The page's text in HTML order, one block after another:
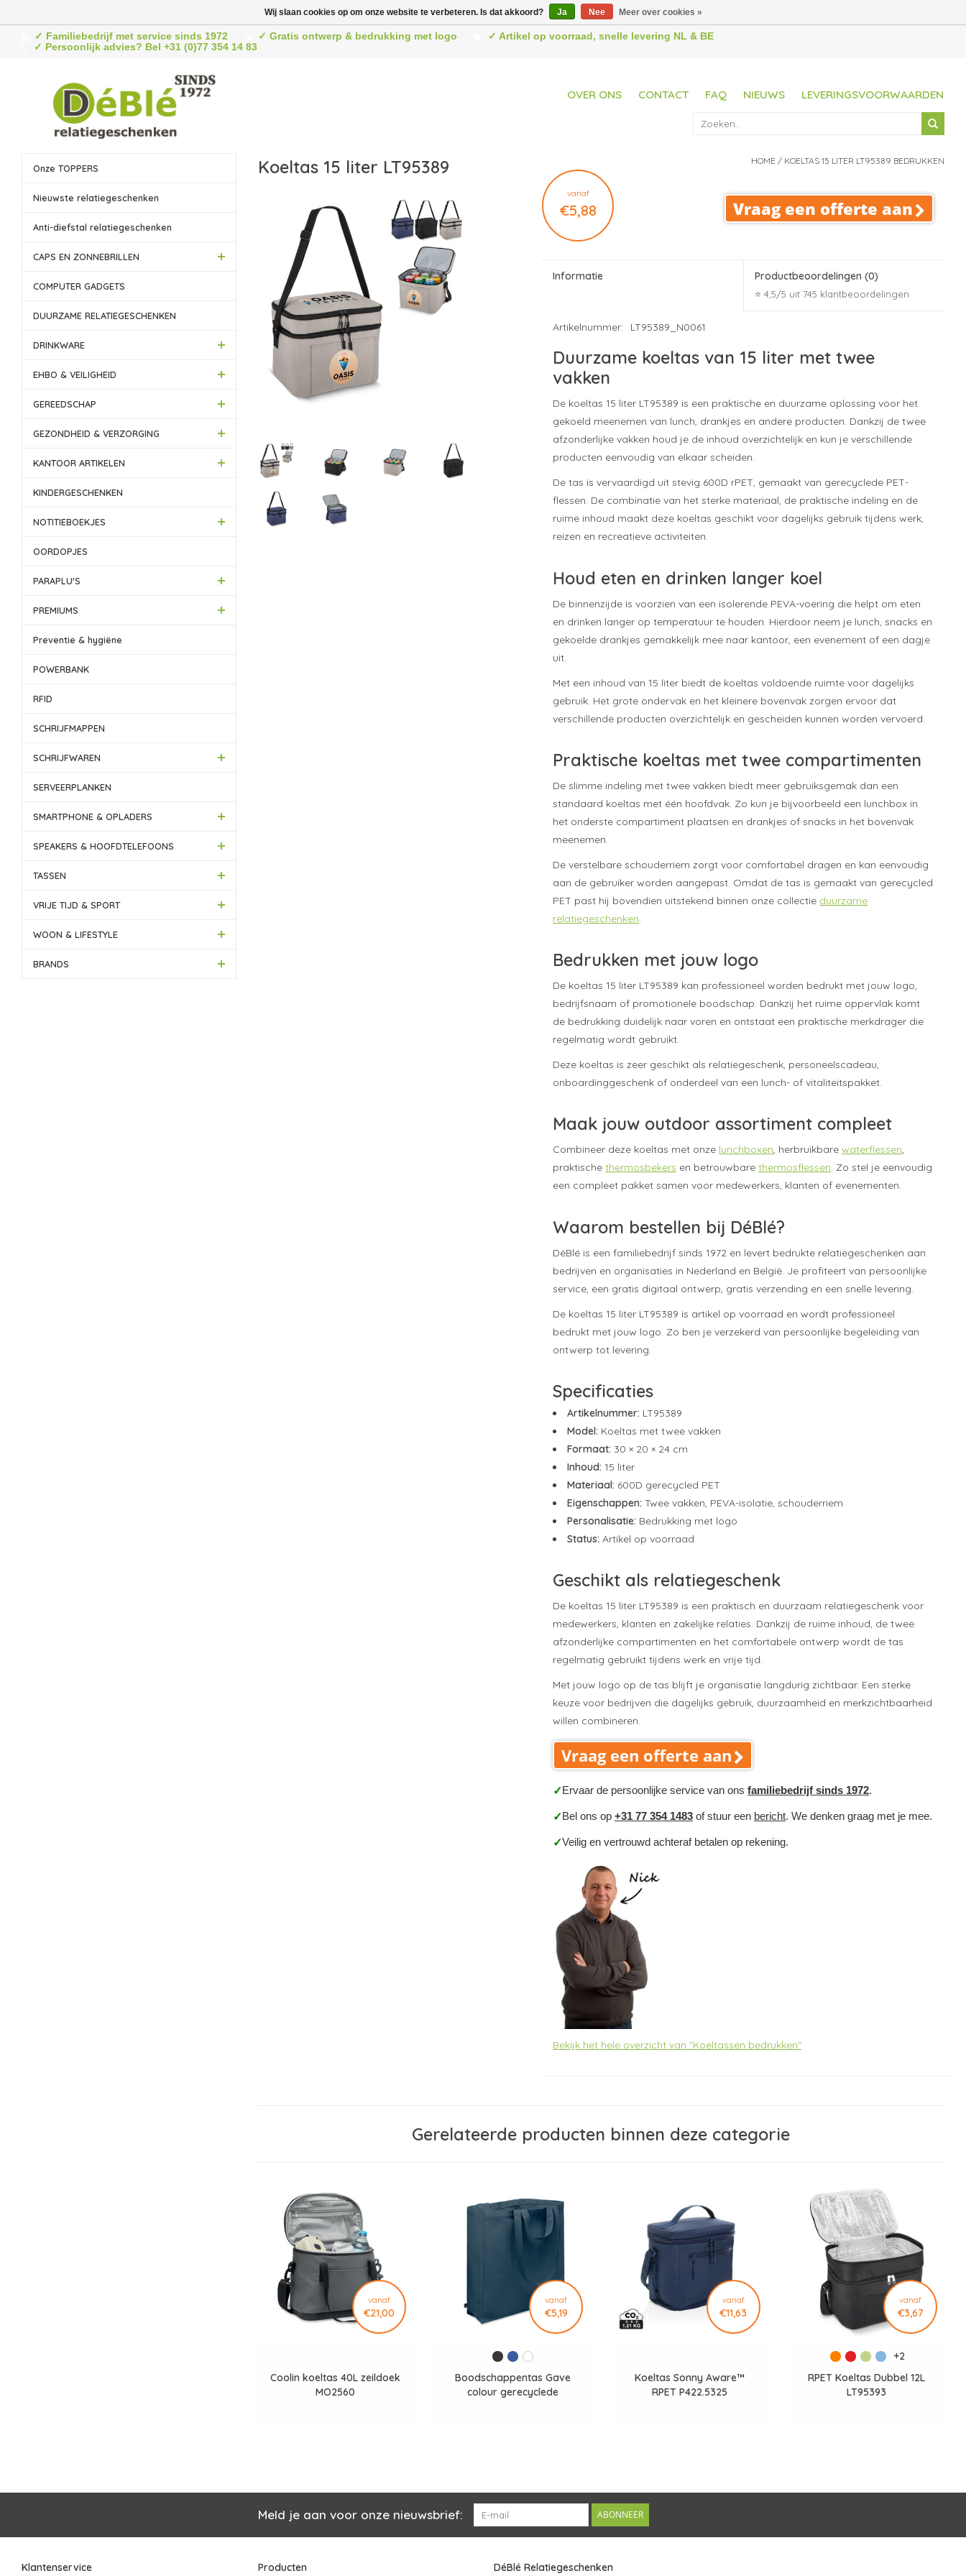
✓ Familiebedrijf met service sinds 1972 ✓ Gratis ontwerp & bedrukking met logo
✓ Artikel op voorraad, snelle levering NL & BE
✓ Persoonlijk advies? Bel +31 (0)77 354 14 83
OVER ONS CONTACT FAQ NIEUWS LEVERINGSVOORWAARDEN
Onze TOPPERS
Nieuwste relatiegeschenken
Anti-diefstal relatiegeschenken
CAPS EN ZONNEBRILLEN
COMPUTER GADGETS
DUURZAME RELATIEGESCHENKEN
DRINKWARE
EHBO & VEILIGHEID
GEREEDSCHAP
GEZONDHEID & VERZORGING
KANTOOR ARTIKELEN
KINDERGESCHENKEN
NOTITIEBOEKJES
OORDOPJES
PARAPLU'S
PREMIUMS
Preventie & hygiëne
POWERBANK
RFID
SCHRIJFMAPPEN
SCHRIJFWAREN
SERVEERPLANKEN
SMARTPHONE & OPLADERS
SPEAKERS & HOOFDTELEFOONS
TASSEN
VRIJE TIJD & SPORT
WOON & LIFESTYLE
BRANDS
Koeltas 15 liter LT95389 HOME / KOELTAS 15 LITER LT95389 BEDRUKKEN
vanaf
€5,88 Vraag een offerte aan
Informatie Productbeoordelingen(0)
⭐ 4,5/5 uit 745 klantbeoordelingen
Artikelnummer: LT95389_N0061
Duurzame koeltas van 15 liter met twee
vakken
De koeltas 15 liter LT95389 is een praktische en duurzame oplossing voor het
gekoeld meenemen van lunch, drankjes en andere producten. Dankzij de twee
afzonderlijke vakken houd je de inhoud overzichtelijk en kun je verschillende
producten eenvoudig van elkaar scheiden.
De tas is vervaardigd uit stevig 600D rPET, gemaakt van gerecyclede PET-
flessen. De combinatie van het sterke materiaal, de praktische indeling en de
ruime inhoud maakt deze koeltas geschikt voor dagelijks gebruik tijdens werk,
reizen en recreatieve activiteiten.
Houd eten en drinken langer koel
De binnenzijde is voorzien van een isolerende PEVA-voering die helpt om eten
en drinken langer op temperatuur te houden. Hierdoor neem je lunch, snacks en
gekoelde drankjes gemakkelijk mee naar kantoor, een evenement of een dagje
uit.
Met een inhoud van 15 liter biedt de koeltas voldoende ruimte voor dagelijks
gebruik. Het grote ondervak en het kleinere bovenvak zorgen ervoor dat
verschillende producten overzichtelijk en gescheiden kunnen worden vervoerd.
Praktische koeltas met twee compartimenten
De slimme indeling met twee vakken biedt meer gebruiksgemak dan een
standaard koeltas met één hoofdvak. Zo kun je bijvoorbeeld een lunchbox in
het onderste compartiment plaatsen en drankjes of snacks in het bovenvak
meenemen.
De verstelbare schouderriem zorgt voor comfortabel dragen en kan eenvoudig
aan de gebruiker worden aangepast. Omdat de tas is gemaakt van gerecycled
PET past hij bovendien uitstekend binnen onze collectie duurzame
relatiegeschenken.
Bedrukken met jouw logo
De koeltas 15 liter LT95389 kan professioneel worden bedrukt met jouw logo,
bedrijfsnaam of promotionele boodschap. Dankzij het ruime oppervlak komt
de bedrukking duidelijk naar voren en ontstaat een praktische merkdrager die
regelmatig wordt gebruikt.
Deze koeltas is zeer geschikt als relatiegeschenk, personeelscadeau,
onboardinggeschenk of onderdeel van een lunch- of vitaliteitspakket.
Maak jouw outdoor assortiment compleet
Combineer deze koeltas met onze lunchboxen, herbruikbarewaterflessen,
praktischethermosbekers en betrouwbarethermosflessen. Zo stel je eenvoudig
een compleet pakket samen voor medewerkers, klanten of evenementen.
Waarom bestellen bij DéBlé?
DéBlé is een familiebedrijf sinds 1972 en levert bedrukte relatiegeschenken aan
bedrijven en organisaties in Nederland en België. Je profiteert van persoonlijke
service, een gratis digitaal ontwerp, gratis verzending en een snelle levering.
De koeltas 15 liter LT95389 is artikel op voorraad en wordt professioneel
bedrukt met jouw logo. Zo ben je verzekerd van persoonlijke begeleiding van
ontwerp tot levering.
Specificaties
Artikelnummer: LT95389
Model: Koeltas met twee vakken
Formaat: 30 × 20 × 24 cm
Inhoud: 15 liter
Materiaal: 600D gerecycled PET
Eigenschappen: Twee vakken, PEVA-isolatie, schouderriem
Personalisatie: Bedrukking met logo
Status: Artikel op voorraad
Geschikt als relatiegeschenk
De koeltas 15 liter LT95389 is een praktisch en duurzaam relatiegeschenk voor
medewerkers, klanten en zakelijke relaties. Dankzij de ruime inhoud, de twee
afzonderlijke compartimenten en het comfortabele ontwerp wordt de tas
regelmatig gebruikt tijdens werk en vrije tijd.
Met jouw logo op de tas blijft je organisatie langdurig zichtbaar. Een sterke
keuze voor bedrijven die dagelijks gebruik, duurzaamheid en merkzichtbaarheid
willen combineren.
Vraag een offerte aan
✓Ervaar de persoonlijke service van onsfamiliebedrijf sinds 1972.
✓Bel ons op+31 77 354 1483 of stuur een bericht. We denken graag met je mee.
✓Veilig en vertrouwd achteraf betalen op rekening.
Bekijk het hele overzicht van "Koeltassen bedrukken"
Gerelateerde producten binnen deze categorie
vanaf
€21,00
Coolin koeltas 40L zeildoek
MO2560
vanaf
€5,19
Boodschappentas Gave
colour gerecyclede
vanaf
€11,63
Koeltas Sonny Aware™
RPET P422.5325
vanaf
€3,67
+2
RPET Koeltas Dubbel 12L
LT95393
Meld je aan voor onze nieuwsbrief: ABONNEER
Klantenservice Producten DéBlé Relatiegeschenken
Wij slaan cookies op om onze website te verbeteren. Is dat akkoord? Ja Nee Meer over cookies »